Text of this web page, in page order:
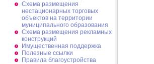
Схема размещения
нестационарных торговых
объектов на территории
муниципального образования
Схема размещения рекламных
конструкций
Имущественная поддержка
Полезные ссылки
Правила благоустройства